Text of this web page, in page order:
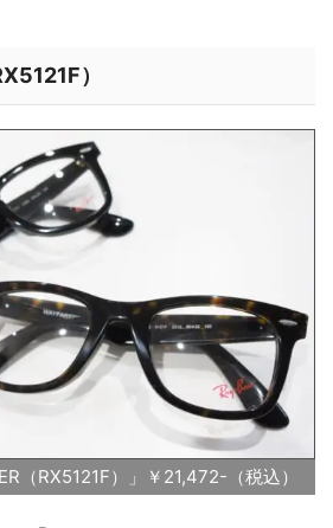
）
（RX5121F）」￥21,472-（税込）